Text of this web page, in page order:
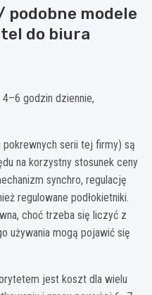
podobne modele
do biura
4–6 godzin dziennie,
serii tej firmy) są
na korzystny stosunek ceny
synchro, regulację
regulowane podłokietniki.
choć trzeba się liczyć z
używania mogą pojawić się
jest koszt dla wielu